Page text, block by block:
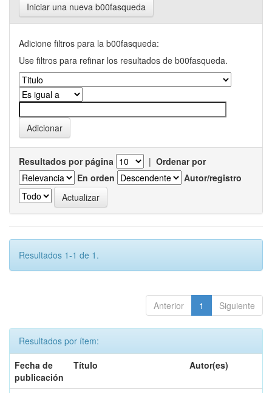
Iniciar una nueva b00fasqueda
Adicione filtros para la b00fasqueda:
Use filtros para refinar los resultados de b00fasqueda.
Resultados por página | Ordenar por
En orden
Autor/registro
Resultados 1-1 de 1.
Anterior 1 Siguiente
Resultados por ítem:
Fecha de
publicación
Título Autor(es)